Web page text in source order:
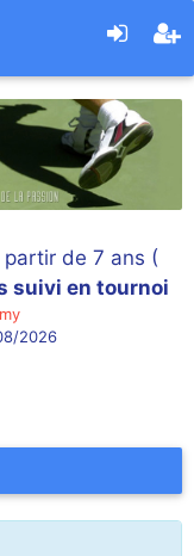
de 7 ans (
suivi en tournoi
2026